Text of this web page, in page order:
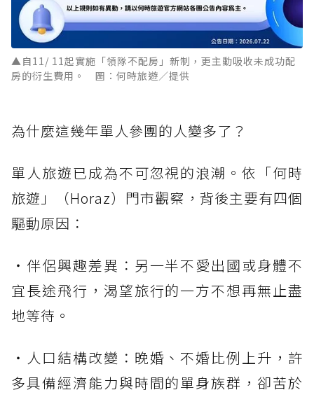
▲自11/ 11起實施「領隊不配房」新制，更主動吸收未成功配
房的衍生費用。 圖：何時旅遊／提供
為什麼這幾年單人參團的人變多了？
單人旅遊已成為不可忽視的浪潮。依「何時
旅遊」（Horaz）門市觀察，背後主要有四個
驅動原因：
・伴侶興趣差異：另一半不愛出國或身體不
宜長途飛行，渴望旅行的一方不想再無止盡
地等待。
・人口結構改變：晚婚、不婚比例上升，許
多具備經濟能力與時間的單身族群，卻苦於